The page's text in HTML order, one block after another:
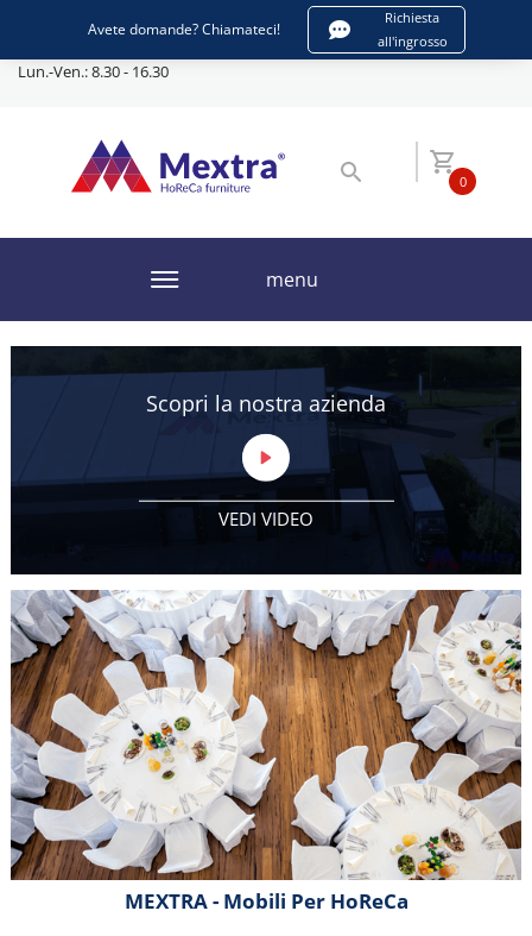
CHIAMATA SCRIVERE
Lun.-Ven.: 8.30 - 16.30
Avete domande? Chiamateci!
Richiesta
all'ingrosso
0
menu
Scopri la nostra azienda
VEDI VIDEO
MEXTRA - Mobili Per HoReCa